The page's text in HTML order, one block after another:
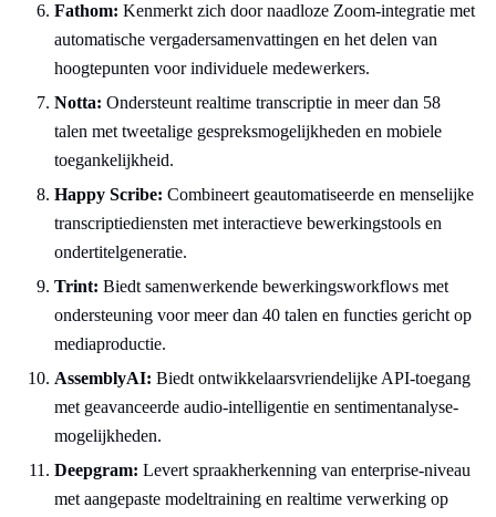
Fathom: Kenmerkt zich door naadloze Zoom-integratie met
automatische vergadersamenvattingen en het delen van
hoogtepunten voor individuele medewerkers.
Notta: Ondersteunt realtime transcriptie in meer dan 58
talen met tweetalige gespreksmogelijkheden en mobiele
toegankelijkheid.
Happy Scribe: Combineert geautomatiseerde en menselijke
transcriptiediensten met interactieve bewerkingstools en
ondertitelgeneratie.
Trint: Biedt samenwerkende bewerkingsworkflows met
ondersteuning voor meer dan 40 talen en functies gericht op
mediaproductie.
AssemblyAI: Biedt ontwikkelaarsvriendelijke API-toegang
met geavanceerde audio-intelligentie en sentimentanalyse-
mogelijkheden.
Deepgram: Levert spraakherkenning van enterprise-niveau
met aangepaste modeltraining en realtime verwerking op